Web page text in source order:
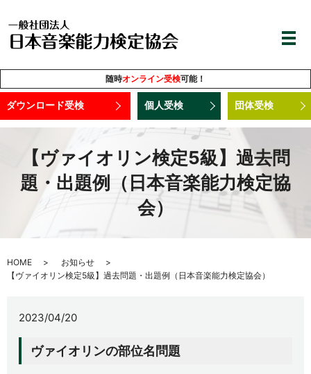
随時オンライン受検可能！
ダウンロード受検 個人受検 団体受検
【ヴァイオリン検定5級】過去問
題・出題例（日本音楽能力検定協
会）
HOME
お知らせ
【ヴァイオリン検定5級】過去問題・出題例（日本音楽能力検定協会）
2023/04/20
ヴァイオリンの部位名問題